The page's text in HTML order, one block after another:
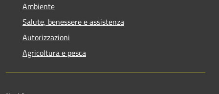
Ambiente
Salute, benessere e assistenza
Autorizzazioni
Agricoltura e pesca